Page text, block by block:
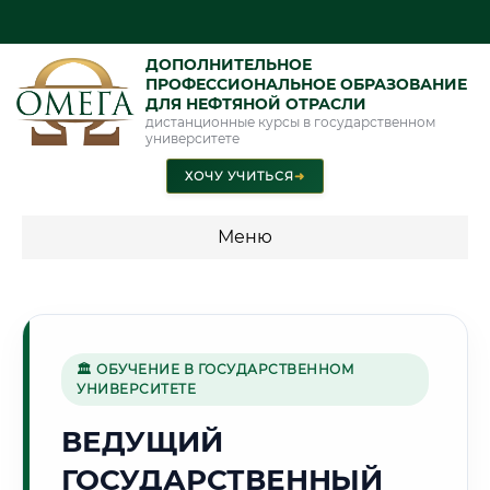
ДОПОЛНИТЕЛЬНОЕ
ПРОФЕССИОНАЛЬНОЕ ОБРАЗОВАНИЕ
ДЛЯ НЕФТЯНОЙ ОТРАСЛИ
дистанционные курсы в государственном
университете
ХОЧУ УЧИТЬСЯ➜
Меню
Г. САРАТОВ
🏛 ОБУЧЕНИЕ В ГОСУДАРСТВЕННОМ
УНИВЕРСИТЕТЕ
ВЕДУЩИЙ
ГОСУДАРСТВЕННЫЙ